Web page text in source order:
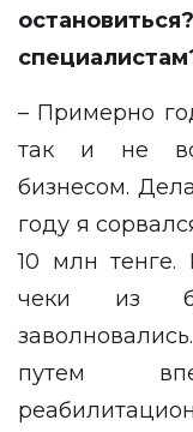
– Примерно
так и не
бизнесом.
году я
10 млн тенге.
чеки из
путем